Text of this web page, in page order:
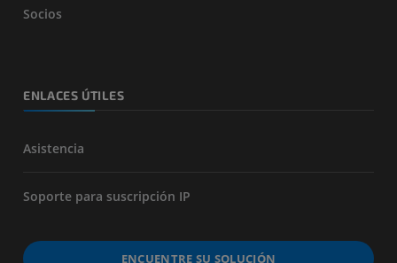
Socios
ENLACES ÚTILES
Asistencia
Soporte para suscripción IP
ENCUENTRE SU SOLUCIÓN